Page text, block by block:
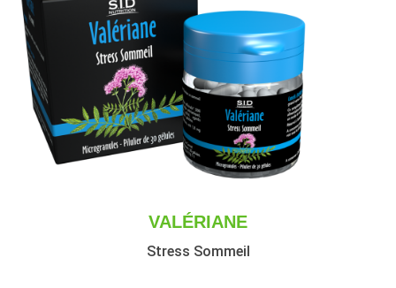
VALÉRIANE
Stress Sommeil